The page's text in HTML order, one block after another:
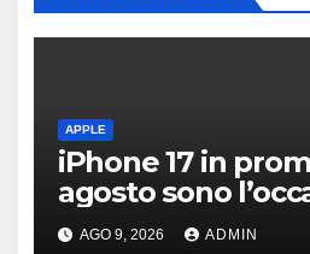
APPLE
iPhone 17 in
agosto sono
giusta per
AGO 9, 2026 ADMIN